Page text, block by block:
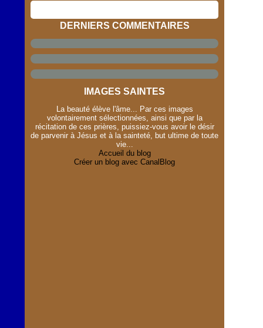
DERNIERS COMMENTAIRES
IMAGES SAINTES
La beauté élève l'âme... Par ces images
volontairement sélectionnées, ainsi que par la
récitation de ces prières, puissiez-vous avoir le désir
de parvenir à Jésus et à la sainteté, but ultime de toute
vie...
Accueil du blog
Créer un blog avec CanalBlog